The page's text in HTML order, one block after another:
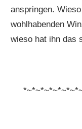
anspringen.
wohlhabenden
wieso hat ihn das